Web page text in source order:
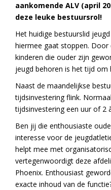
aankomende ALV (april
deze leuke bestuursrol!
Het huidige bestuurslid
hiermee gaat stoppen. Door
kinderen die ouder zijn
jeugd behoren is het tijd
Naast de maandelijkse
tijdsinvestering flink.
tijdsinvestering een uur of 2
Ben jij die enthousiaste
interesse voor de
helpt mee met
vertegenwoordigt deze
Phoenix. Enthousiast
exacte inhoud van de